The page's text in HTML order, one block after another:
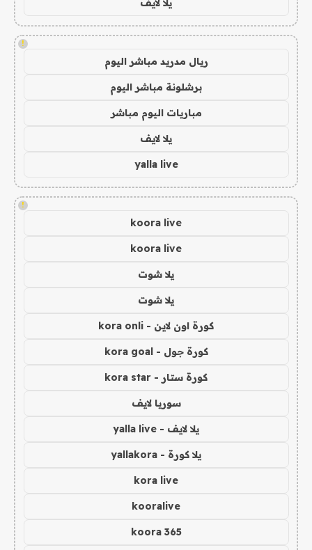
!
ريال مدريد مباشر اليوم
برشلونة مباشر اليوم
مباريات اليوم مباشر
يلا لايف
yalla live
!
koora live
koora live
يلا شوت
يلا شوت
كورة اون لاين - kora onli
كورة جول - kora goal
كورة ستار - kora star
سوريا لايف
يلا لايف - yalla live
يلا كورة - yallakora
kora live
kooralive
koora 365